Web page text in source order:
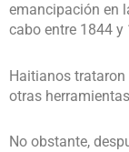
emancipación en
cabo entre 1844 y
Haitianos
otras
No obstante,